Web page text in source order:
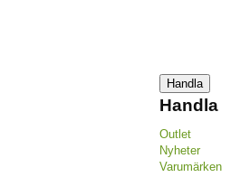
Handla
Handla
Outlet
Nyheter
Varumärken